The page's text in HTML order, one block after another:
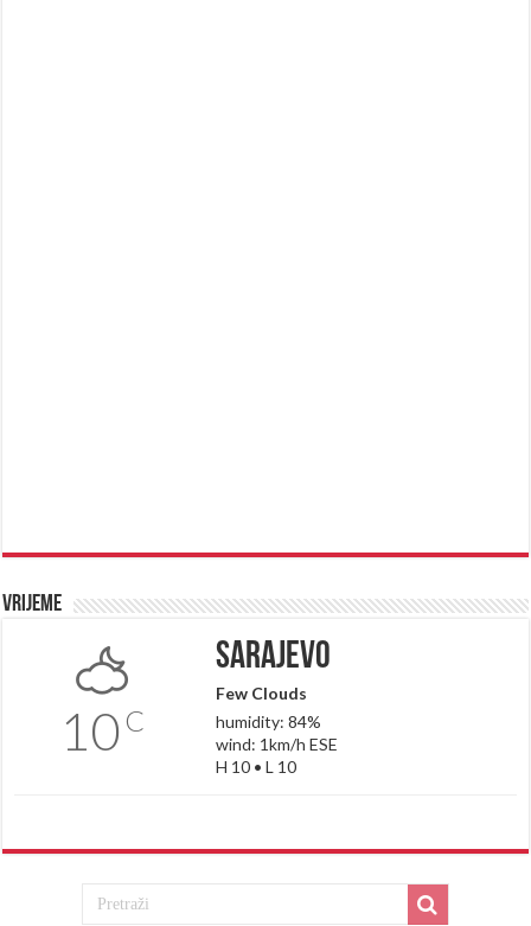
Vrijeme
10 C
Sarajevo
Few Clouds
humidity: 84%
wind: 1km/h ESE
H 10 • L 10